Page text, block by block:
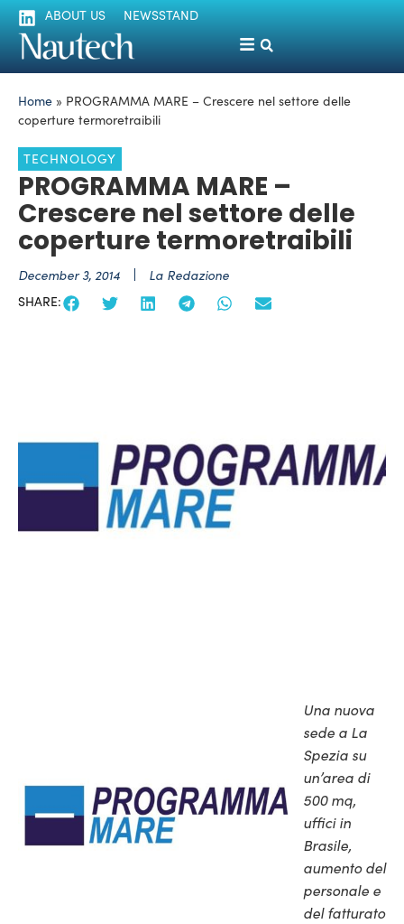
ABOUT US NEWSSTAND
Home » PROGRAMMA MARE – Crescere nel settore delle
coperture termoretraibili
TECHNOLOGY
PROGRAMMA MARE –
Crescere nel settore delle
coperture termoretraibili
December 3, 2014 La Redazione
SHARE:
Una nuova
sede a La
Spezia su
un’area di
500 mq,
uffici in
Brasile,
aumento del
personale e
del fatturato